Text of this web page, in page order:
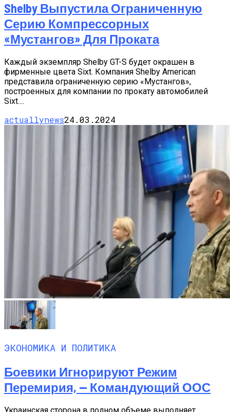
Shelby Выпустила Ограниченную
Серию Компрессорных
«Мустангов» Для Проката
Каждый экземпляр Shelby GT-S будет окрашен в
фирменные цвета Sixt. Компания Shelby American
представила ограниченную серию «Мустангов»,
построенных для компании по прокату автомобилей
Sixt....
actuallynews24.03.2024
ЭКОНОМИКА И ПОЛИТИКА
Боевики Игнорируют Режим
Перемирия, — Командующий ООС
Украинская сторона в полном объеме выполняет